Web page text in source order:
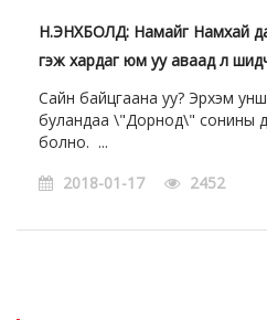
Н.ЭНХБОЛД: Намайг Намхай
гэж хардаг юм уу аваад л
Сайн байцгаана уу? Эрхэм
буландаа \"Дорнод\" сонины
болно. ...
2018-01-17
2452